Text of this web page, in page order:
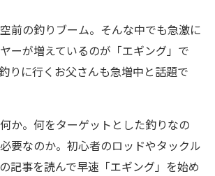
前の釣りブーム。そんな中でも急激に
ーが増えているのが「エギング」で
りに行くお父さんも急増中と話題で
か。何をターゲットとした釣りなの
要なのか。初心者のロッドやタックル
記事を読んで早速「エギング」を始め